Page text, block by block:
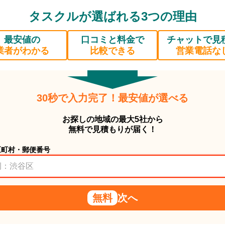
タスクルが選ばれる3つの理由
最安値の
者がわかる
口コミと料金で
比較できる
チャットで見
営業電話な
30秒で入力完了！最安値が選べる
お探しの地域の最大5社から
無料で見積もりが届く！
村・郵便番号
無料 次へ